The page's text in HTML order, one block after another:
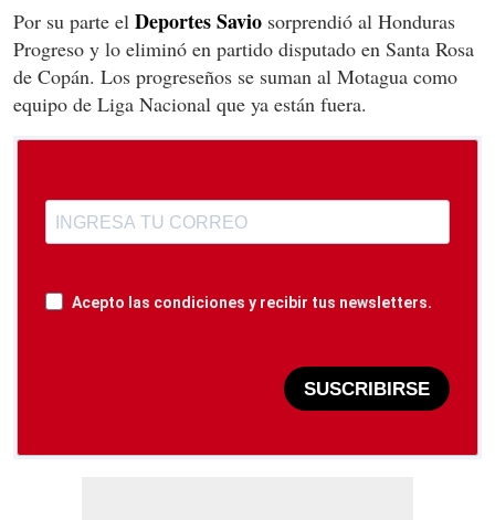
Por su parte el Deportes Savio sorprendió al Honduras
Progreso y lo eliminó en partido disputado en Santa Rosa
de Copán. Los progreseños se suman al Motagua como
equipo de Liga Nacional que ya están fuera.
Acepto las condiciones y recibir tus newsletters.
SUSCRIBIRSE